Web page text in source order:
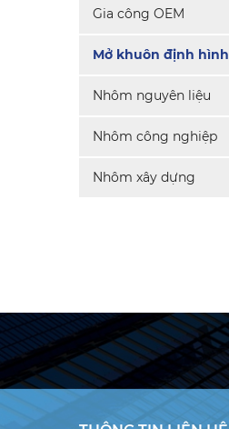
Gia công OEM
Mở khuôn định hình
Nhôm nguyên liệu
Nhôm công nghiệp
Nhôm xây dựng